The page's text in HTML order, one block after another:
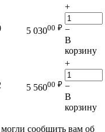
5 03000 ₽
+
−
В
корзину
5 56000 ₽
+
−
В
корзину
сообщить вам об